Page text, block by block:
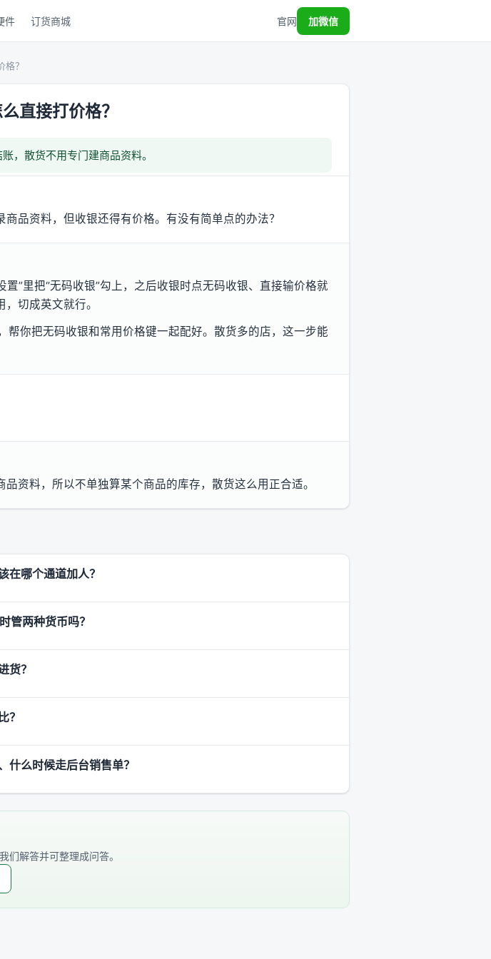
件 订货商城 官网 加微信
？
直接打价格？
，散货不用专门建商品资料。
品资料，但收银还得有价格。有没有简单点的办法？
”里把“无码收银”勾上，之后收银时点无码收银、直接输价格就
切成英文就行。
你把无码收银和常用价格键一起配好。散货多的店，这一步能
资料，所以不单独算某个商品的库存，散货这么用正合适。
在哪个通道加人？
管两种货币吗？
货？
？
什么时候走后台销售单？
们解答并可整理成问答。